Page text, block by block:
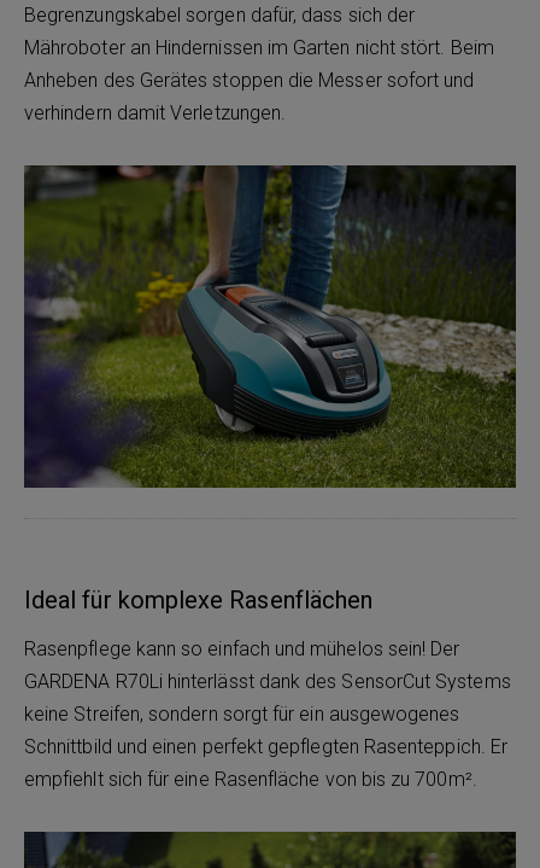
Begrenzungskabel sorgen dafür, dass sich der
Mähroboter an Hindernissen im Garten nicht stört. Beim
Anheben des Gerätes stoppen die Messer sofort und
verhindern damit Verletzungen.
Ideal für komplexe Rasenflächen
Rasenpflege kann so einfach und mühelos sein! Der
GARDENA R70Li hinterlässt dank des SensorCut Systems
keine Streifen, sondern sorgt für ein ausgewogenes
Schnittbild und einen perfekt gepflegten Rasenteppich. Er
empfiehlt sich für eine Rasenfläche von bis zu 700m².